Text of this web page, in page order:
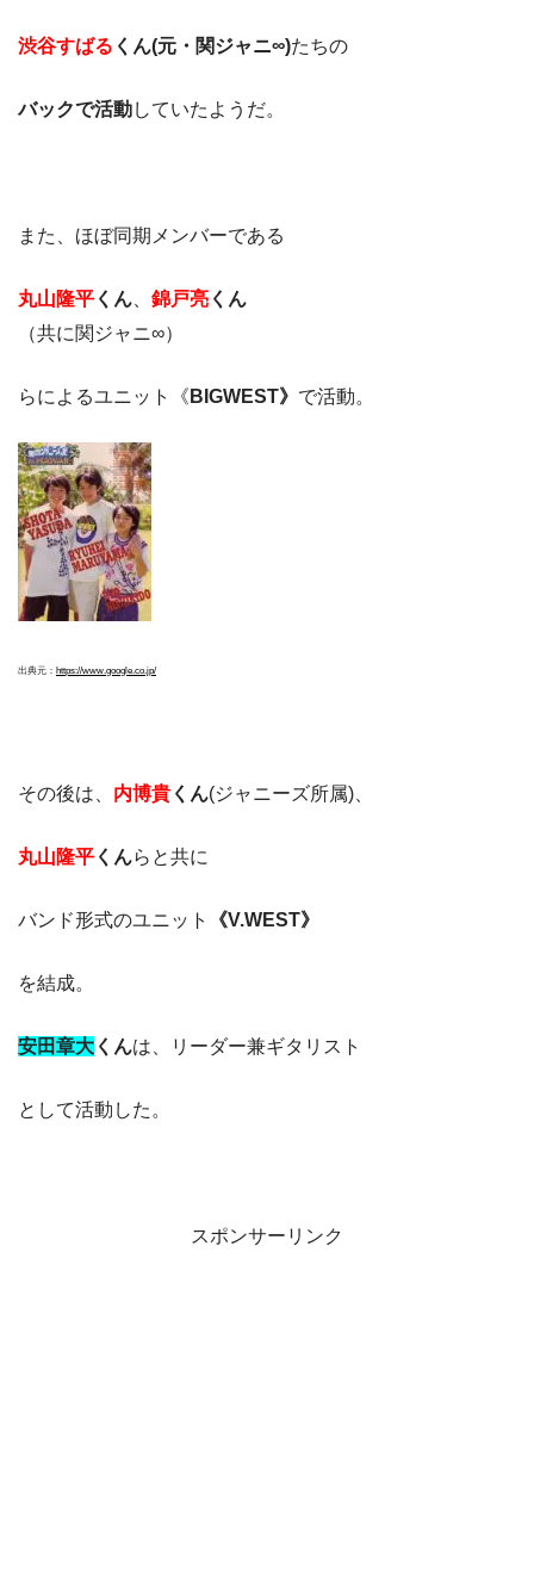
渋谷すばる くん(元・関ジャニ∞)たちの
バックで活動していたようだ。
また、ほぼ同期メンバーである
丸山隆平 くん 錦戸亮 くん
（共に関ジャニ∞）
らによるユニット《 BIGWEST》 で活動。
出典元： https://www.google.co.jp/
その後は、 内博貴 くん(ジャニーズ所属)、
丸山隆平 くんらと共に
バンド形式のユニット 《V.WEST》
を結成。
安田章大 くんは、リーダー兼ギタリスト
として活動した。
スポンサーリンク